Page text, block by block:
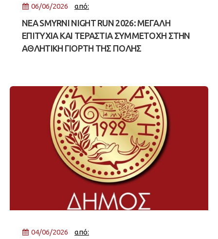
06/06/2026 από:
NEA SMYRNI NIGHT RUN 2026: ΜΕΓΑΛΗ
ΕΠΙΤΥΧΙΑ ΚΑΙ ΤΕΡΑΣΤΙΑ ΣΥΜΜΕΤΟΧΗ ΣΤΗΝ
ΑΘΛΗΤΙΚΗ ΓΙΟΡΤΗ ΤΗΣ ΠΟΛΗΣ
04/06/2026 από: